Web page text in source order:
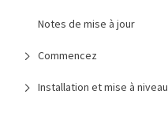
Notes de mise à jour
Commencez
Installation et mise à niveau